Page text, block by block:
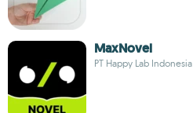
MaxNovel
PT Happy Lab Indonesia